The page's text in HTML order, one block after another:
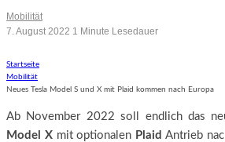
Mobilität
7. August 2022 1 Minute Lesedauer
Startseite
Mobilität
Neues Tesla Model S und X mit Plaid kommen nach Europa
Ab November 2022 soll endlich das
Model Xmit optionalen Plaid Antrieb